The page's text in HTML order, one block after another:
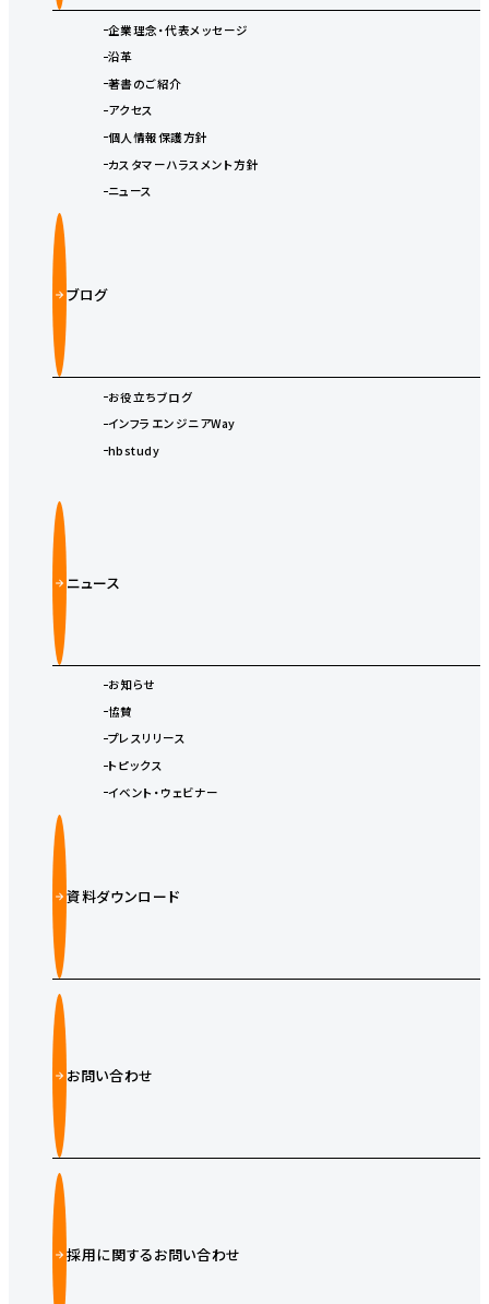
企業理念・代表メッセージ
沿革
著書のご紹介
アクセス
個人情報保護方針
カスタマーハラスメント方針
ニュース
ブログ
お役立ちブログ
インフラエンジニアWay
hbstudy
ニュース
お知らせ
協賛
プレスリリース
トピックス
イベント・ウェビナー
資料ダウンロード
お問い合わせ
採用に関するお問い合わせ